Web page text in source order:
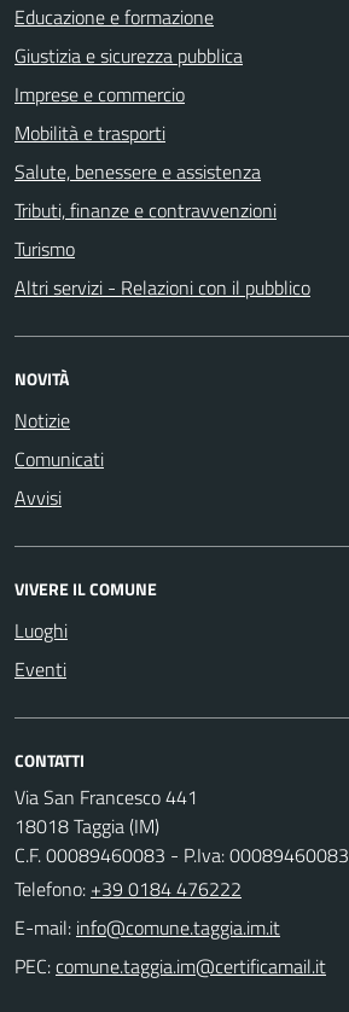
Educazione e formazione
Giustizia e sicurezza pubblica
Imprese e commercio
Mobilità e trasporti
Salute, benessere e assistenza
Tributi, finanze e contravvenzioni
Turismo
Altri servizi - Relazioni con il pubblico
NOVITÀ
Notizie
Comunicati
Avvisi
VIVERE IL COMUNE
Luoghi
Eventi
CONTATTI
Via San Francesco 441
18018 Taggia (IM)
C.F. 00089460083 - P.Iva: 00089460083
Telefono: +39 0184 476222
E-mail:
PEC: